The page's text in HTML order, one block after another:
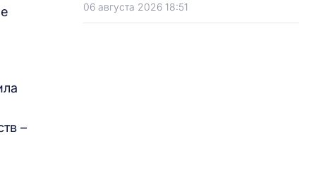
–
06 августа 2026 18:51